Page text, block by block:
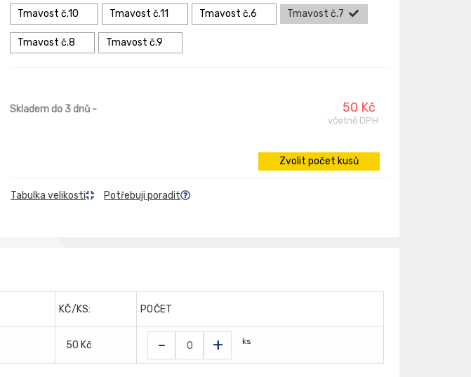
Tmavost č.10
Tmavost č.11 Tmavost č.6 Tmavost č.7
Tmavost č.8 Tmavost č.9
Skladem do 3 dnů - 50 Kč
včetně DPH
Zvolit počet kusů
Tabulka velikosti Potřebuji poradit
KČ/KS: POČET
50 Kč - + ks